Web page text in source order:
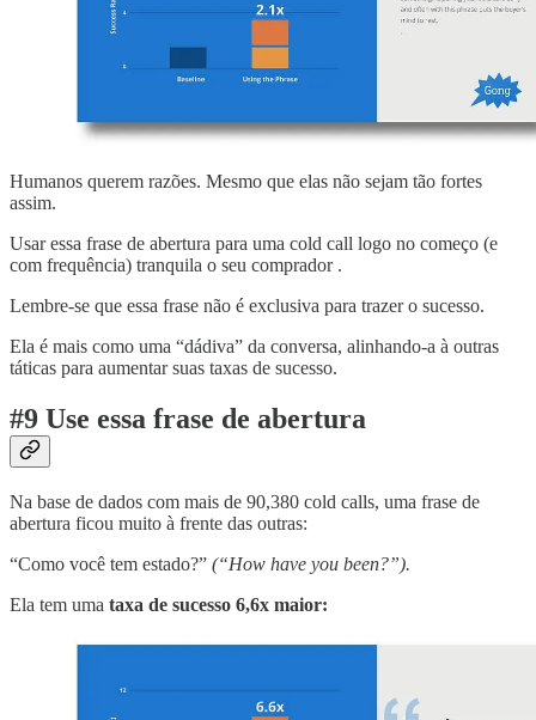
Humanos querem razões. Mesmo que elas não sejam tão fortes
assim.
Usar essa frase de abertura para uma cold call logo no começo (e
com frequência) tranquila o seu comprador .
Lembre-se que essa frase não é exclusiva para trazer o sucesso.
Ela é mais como uma “dádiva” da conversa, alinhando-a à outras
táticas para aumentar suas taxas de sucesso.
#9 Use essa frase de abertura
Na base de dados com mais de 90,380 cold calls, uma frase de
abertura ficou muito à frente das outras:
“Como você tem estado?” (“How have you been?”).
Ela tem uma taxa de sucesso 6,6x maior: